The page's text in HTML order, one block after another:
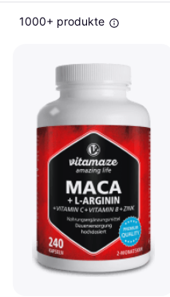
1000+ produkte